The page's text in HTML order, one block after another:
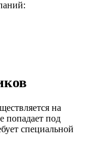
на
попадает под
специальной